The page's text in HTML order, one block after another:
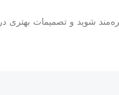
شوید و تصمیمات بهتری در